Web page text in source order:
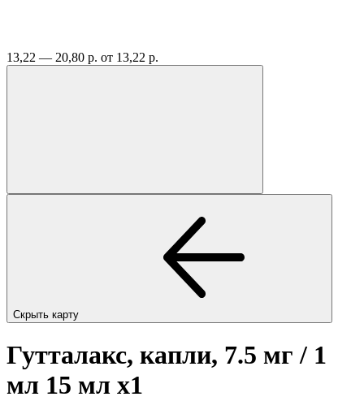
13,22 — 20,80 р. от 13,22 р.
Скрыть карту
Гутталакс, капли, 7.5 мг / 1
мл 15 мл x1